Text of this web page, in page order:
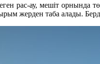
рас-ау, мешіт орнында
жерден таба алады.